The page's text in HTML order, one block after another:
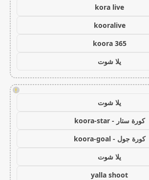
kora live
kooralive
koora 365
يلا شوت
!
يلا شوت
كورة ستار - koora-star
كورة جول - koora-goal
يلا شوت
yalla shoot